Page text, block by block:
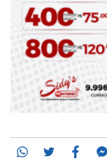
Whatsapp
Twitter